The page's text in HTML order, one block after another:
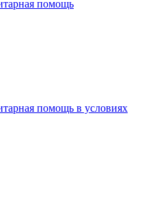
помощь
помощь в условиях